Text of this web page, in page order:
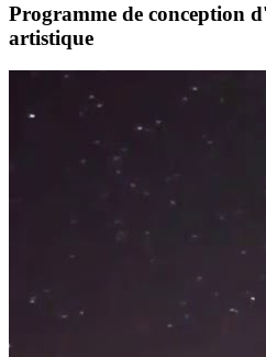
Programme de conception
artistique